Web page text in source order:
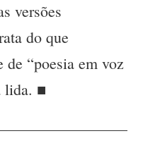
versões
do que
de “poesia em voz
lida. ■